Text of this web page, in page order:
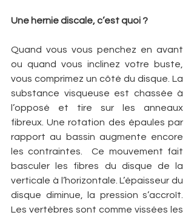
Une hernie discale, c’est quoi ?
Quand vous vous penchez en avant
ou quand vous inclinez votre buste,
vous comprimez un côté du disque. La
substance visqueuse est chassée à
l’opposé et tire sur les anneaux
fibreux. Une rotation des épaules par
rapport au bassin augmente encore
les contraintes.  Ce mouvement fait
basculer les fibres du disque de la
verticale à l’horizontale. L’épaisseur du
disque diminue, la pression s’accroît.
Les vertèbres sont comme vissées les